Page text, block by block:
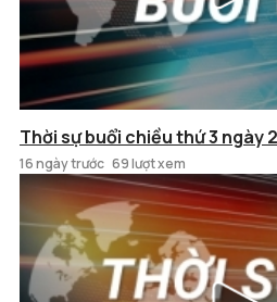
Thời sự buổi chiều thứ 3 ngày
16 ngày trước 69 lượt xem